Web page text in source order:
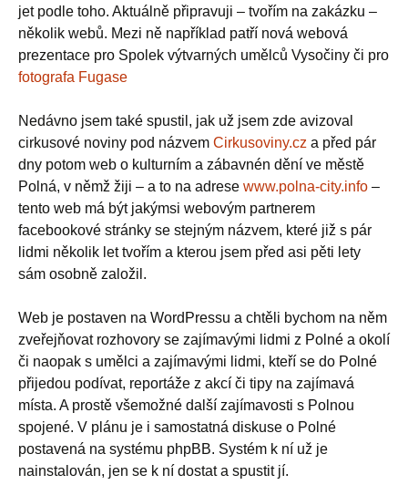
jet podle toho. Aktuálně připravuji – tvořím na zakázku –
několik webů. Mezi ně například patří nová webová
prezentace pro Spolek výtvarných umělců Vysočiny či pro
fotografa Fugase
Nedávno jsem také spustil, jak už jsem zde avizoval
cirkusové noviny pod názvem Cirkusoviny.cz a před pár
dny potom web o kulturním a zábavnén dění ve městě
Polná, v němž žiji – a to na adrese www.polna-city.info –
tento web má být jakýmsi webovým partnerem
facebookové stránky se stejným názvem, které již s pár
lidmi několik let tvořím a kterou jsem před asi pěti lety
sám osobně založil.
Web je postaven na WordPressu a chtěli bychom na něm
zveřejňovat rozhovory se zajímavými lidmi z Polné a okolí
či naopak s umělci a zajímavými lidmi, kteří se do Polné
přijedou podívat, reportáže z akcí či tipy na zajímavá
místa. A prostě všemožné další zajímavosti s Polnou
spojené. V plánu je i samostatná diskuse o Polné
postavená na systému phpBB. Systém k ní už je
nainstalován, jen se k ní dostat a spustit jí.